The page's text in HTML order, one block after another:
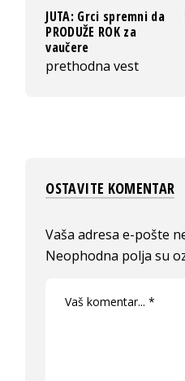
JUTA: Grci spremni da
PRODUŽE ROK za
vaučere
prethodna vest
OSTAVITE KOMENTAR
Vaša adresa e-pošte
Neophodna polja su